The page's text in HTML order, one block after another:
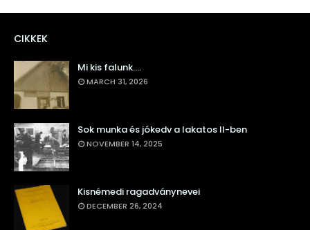
CIKKEK
Mi kis falunk....
MARCH 31, 2026
Sok munka és jókedv a lakatos II-ben
NOVEMBER 14, 2025
Kisnémedi ragadványnevei
DECEMBER 26, 2024